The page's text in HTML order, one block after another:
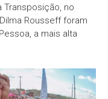
Transposição, no
Rousseff foram
a mais alta